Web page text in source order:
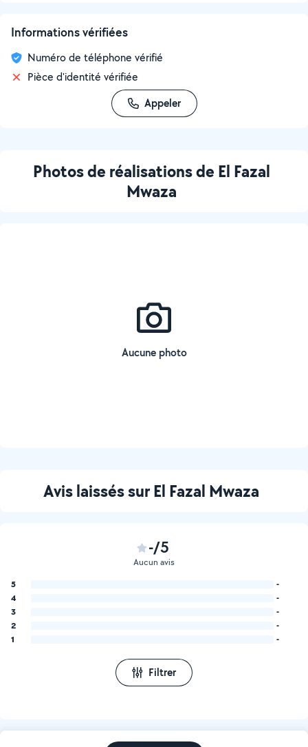
Informations vérifiées
Numéro de téléphone vérifié
Pièce d'identité vérifiée
Appeler
Photos de réalisations de El Fazal
Mwaza
Aucune photo
Avis laissés sur El Fazal Mwaza
-/5
Aucun avis
5
-
4
-
3
-
2
-
1
-
Filtrer